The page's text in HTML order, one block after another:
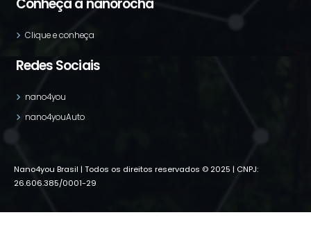
Clique e conheça
Redes Sociais
nano4you
nano4youAuto
Nano4you Brasil | Todos os direitos reservados © 2025 | CNPJ:
26.606.385/0001-29